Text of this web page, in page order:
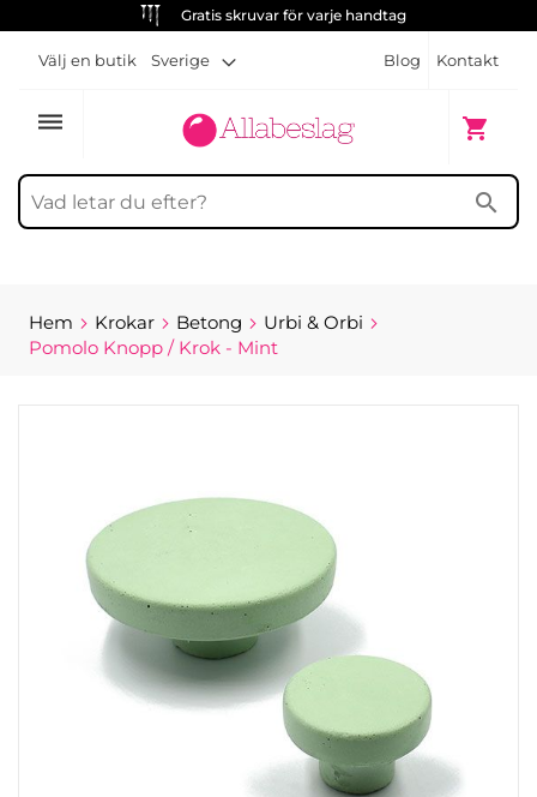
Gratis skruvar för varje handtag
Blog Kontakt
Välj en butik Sverige
dehaze shopping_cart
Min
search
Hem Krokar Betong
Urbi & Orbi
Pomolo Knopp / Krok - Mint